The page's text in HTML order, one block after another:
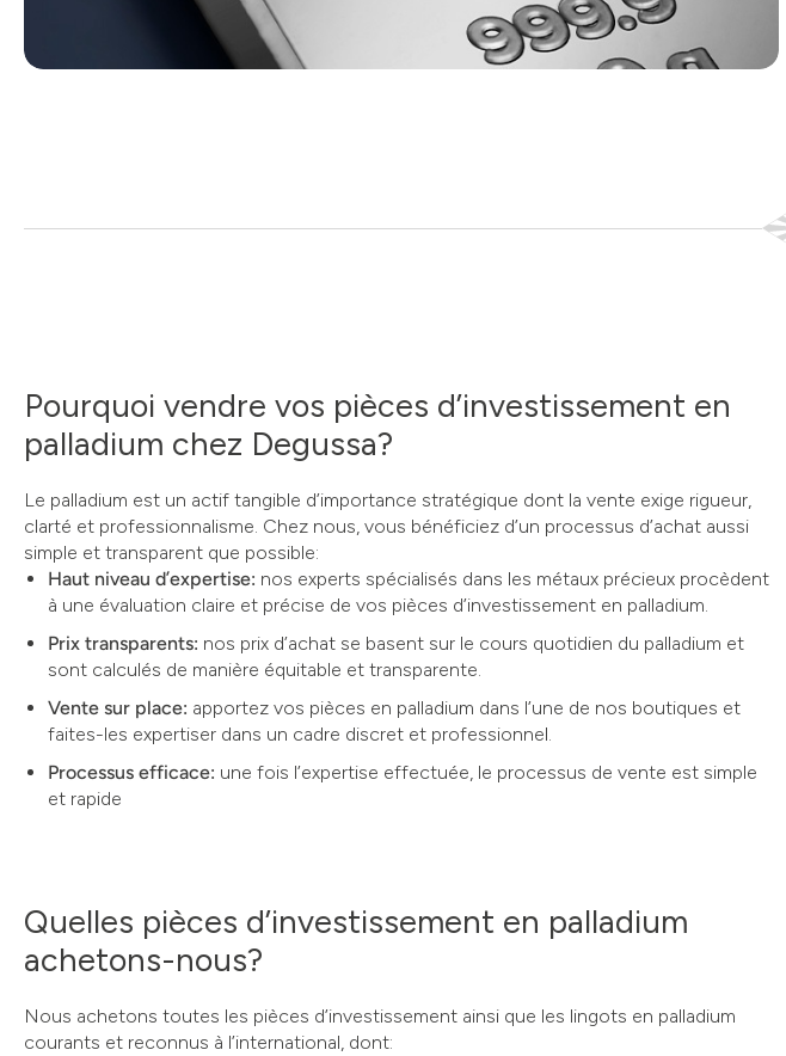
Pourquoi vendre vos pièces d’investissement en
palladium chez Degussa?
Le palladium est un actif tangible d’importance stratégique dont la vente exige rigueur,
clarté et professionnalisme. Chez nous, vous bénéficiez d’un processus d’achat aussi
simple et transparent que possible:
Haut niveau d’expertise: nos experts spécialisés dans les métaux précieux procèdent
à une évaluation claire et précise de vos pièces d’investissement en palladium.
Prix transparents: nos prix d’achat se basent sur le cours quotidien du palladium et
sont calculés de manière équitable et transparente.
Vente sur place: apportez vos pièces en palladium dans l’une de nos boutiques et
faites-les expertiser dans un cadre discret et professionnel.
Processus efficace: une fois l’expertise effectuée, le processus de vente est simple
et rapide
Quelles pièces d’investissement en palladium
achetons-nous?
Nous achetons toutes les pièces d’investissement ainsi que les lingots en palladium
courants et reconnus à l’international, dont: